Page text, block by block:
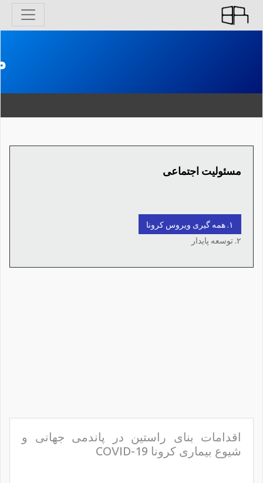
مسئولیت اجتماعی
۱. همه گیری ویروس کرونا
۲. توسعه پایدار
اقدامات بنای راستین در پاندمی جهانی و
شیوع بیماری کرونا COVID-19